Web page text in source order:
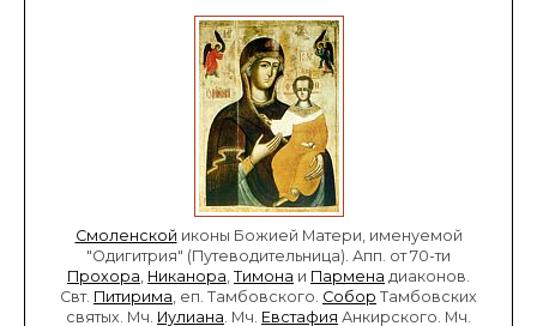
Смоленской иконы Божией Матери, именуемой
"Одигитрия" (Путеводительница). Апп. от 70-ти
Прохора, Никанора, Тимона и Пармена диаконов.
Свт. Питирима, еп. Тамбовского. Собор Тамбовских
святых. Мч. Иулиана. Мч. Евстафия Анкирского. Мч.